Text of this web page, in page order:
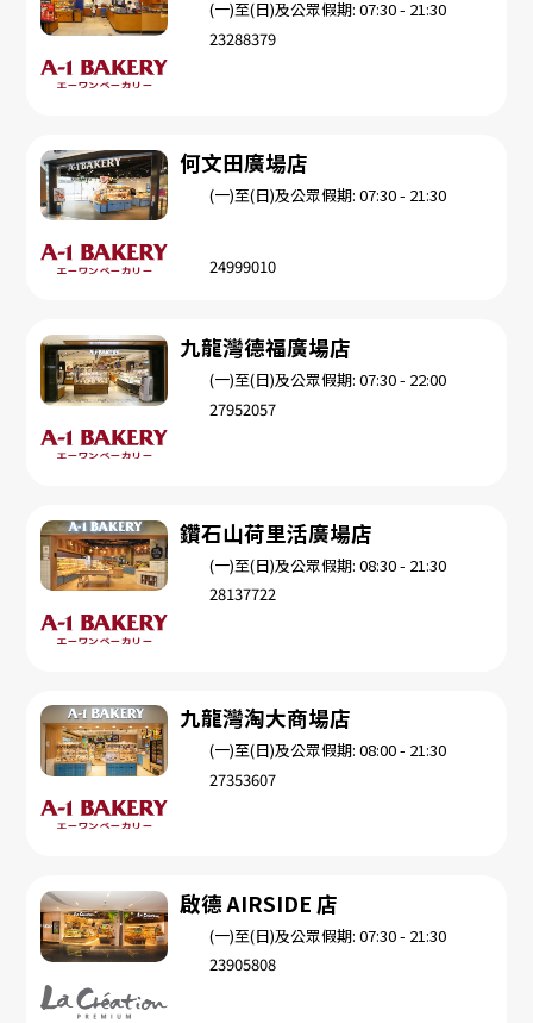
(一)至(日)及公眾假期: 07:30 - 21:30
23288379
何文田廣場店
(一)至(日)及公眾假期: 07:30 - 21:30
24999010
九龍灣德福廣場店
(一)至(日)及公眾假期: 07:30 - 22:00
27952057
鑽石山荷里活廣場店
(一)至(日)及公眾假期: 08:30 - 21:30
28137722
九龍灣淘大商場店
(一)至(日)及公眾假期: 08:00 - 21:30
27353607
啟德 AIRSIDE 店
(一)至(日)及公眾假期: 07:30 - 21:30
23905808